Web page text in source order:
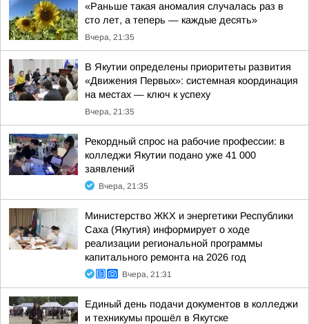
«Раньше такая аномалия случалась раз в
сто лет, а теперь — каждые десять»
Вчера, 21:35
В Якутии определены приоритеты развития
«Движения Первых»: системная координация
на местах — ключ к успеху
Вчера, 21:35
Рекордный спрос на рабочие профессии: в
колледжи Якутии подано уже 41 000
заявлений
Вчера, 21:35
Министерство ЖКХ и энергетики Республики
Саха (Якутия) информирует о ходе
реализации региональной программы
капитального ремонта на 2026 год
Вчера, 21:31
Единый день подачи документов в колледжи
и техникумы прошёл в Якутске